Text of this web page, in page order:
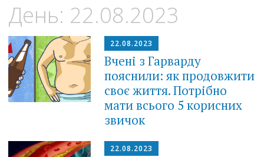
to
content
День: 22.08.2023
22.08.2023
Вчені з Гарварду
пояснили: як продовжити
своє життя. Потрібно
мати всього 5 корисних
звичок
22.08.2023